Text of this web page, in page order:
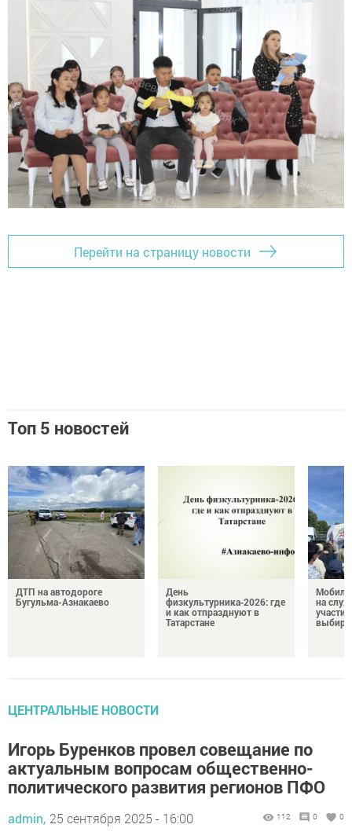
Перейти на страницу новости
Топ 5 новостей
ДТП на автодороге
Бугульма-Азнакаево
День
физкультурника‑2026: где
и как отпразднуют в
Татарстане
на
ЦЕНТРАЛЬНЫЕ НОВОСТИ
Игорь Буренков провел совещание по
актуальным вопросам общественно-
политического развития регионов ПФО
admin, 25 сентября 2025 - 16:00 112 0 0